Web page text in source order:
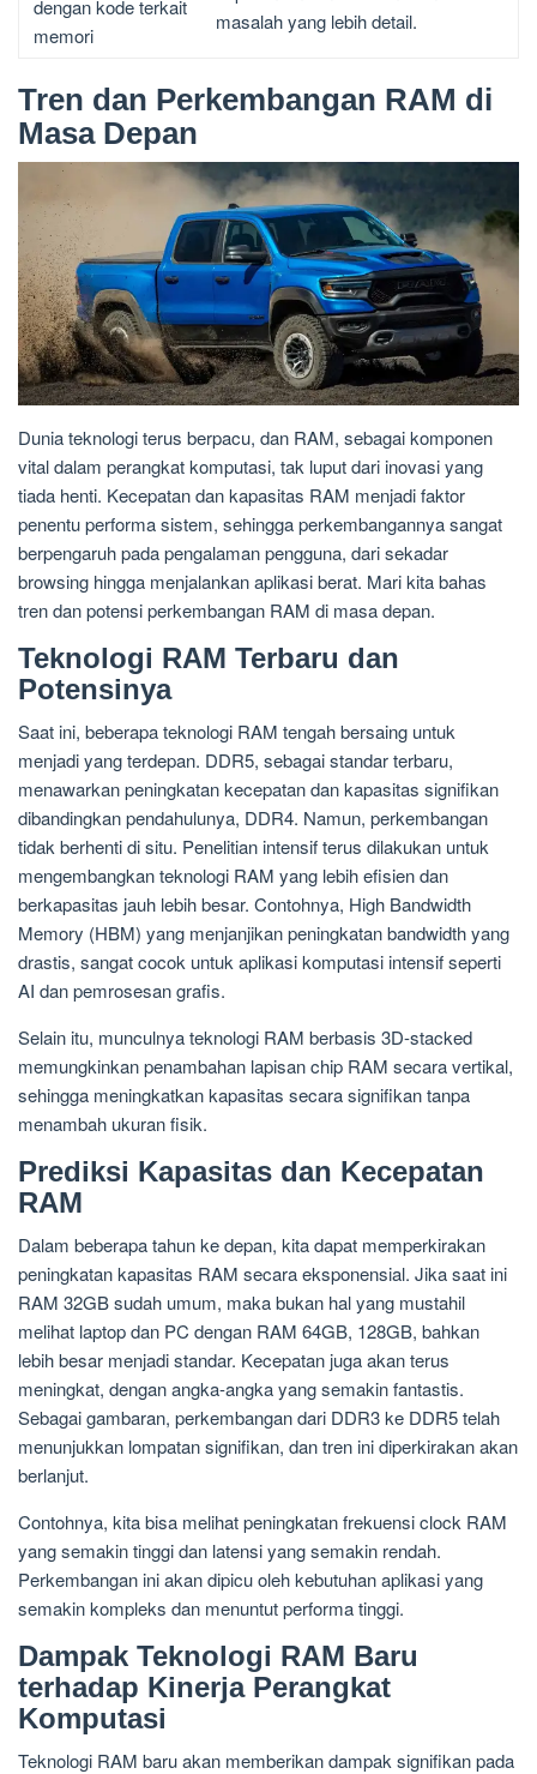
dengan kode terkait
memori
masalah yang lebih detail.
Tren dan Perkembangan RAM di
Masa Depan
Dunia teknologi terus berpacu, dan RAM, sebagai komponen
vital dalam perangkat komputasi, tak luput dari inovasi yang
tiada henti. Kecepatan dan kapasitas RAM menjadi faktor
penentu performa sistem, sehingga perkembangannya sangat
berpengaruh pada pengalaman pengguna, dari sekadar
browsing hingga menjalankan aplikasi berat. Mari kita bahas
tren dan potensi perkembangan RAM di masa depan.
Teknologi RAM Terbaru dan
Potensinya
Saat ini, beberapa teknologi RAM tengah bersaing untuk
menjadi yang terdepan. DDR5, sebagai standar terbaru,
menawarkan peningkatan kecepatan dan kapasitas signifikan
dibandingkan pendahulunya, DDR4. Namun, perkembangan
tidak berhenti di situ. Penelitian intensif terus dilakukan untuk
mengembangkan teknologi RAM yang lebih efisien dan
berkapasitas jauh lebih besar. Contohnya, High Bandwidth
Memory (HBM) yang menjanjikan peningkatan bandwidth yang
drastis, sangat cocok untuk aplikasi komputasi intensif seperti
AI dan pemrosesan grafis.
Selain itu, munculnya teknologi RAM berbasis 3D-stacked
memungkinkan penambahan lapisan chip RAM secara vertikal,
sehingga meningkatkan kapasitas secara signifikan tanpa
menambah ukuran fisik.
Prediksi Kapasitas dan Kecepatan
RAM
Dalam beberapa tahun ke depan, kita dapat memperkirakan
peningkatan kapasitas RAM secara eksponensial. Jika saat ini
RAM 32GB sudah umum, maka bukan hal yang mustahil
melihat laptop dan PC dengan RAM 64GB, 128GB, bahkan
lebih besar menjadi standar. Kecepatan juga akan terus
meningkat, dengan angka-angka yang semakin fantastis.
Sebagai gambaran, perkembangan dari DDR3 ke DDR5 telah
menunjukkan lompatan signifikan, dan tren ini diperkirakan akan
berlanjut.
Contohnya, kita bisa melihat peningkatan frekuensi clock RAM
yang semakin tinggi dan latensi yang semakin rendah.
Perkembangan ini akan dipicu oleh kebutuhan aplikasi yang
semakin kompleks dan menuntut performa tinggi.
Dampak Teknologi RAM Baru
terhadap Kinerja Perangkat
Komputasi
Teknologi RAM baru akan memberikan dampak signifikan pada